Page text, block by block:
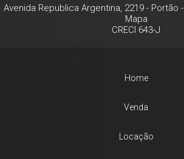
Avenida Republica Argentina, 2219- Portão -
Mapa
CRECI 643-J
Home
Venda
Locação